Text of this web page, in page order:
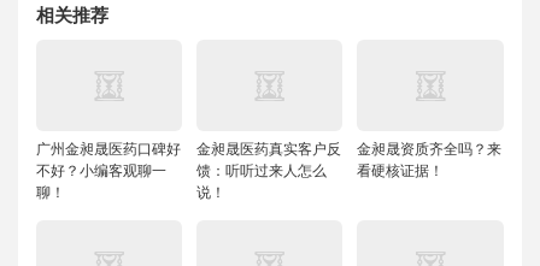
相关推荐
广州金昶晟医药口碑好
不好？小编客观聊一
聊！
金昶晟医药真实客户反
馈：听听过来人怎么
说！
金昶晟资质齐全吗？来
看硬核证据！